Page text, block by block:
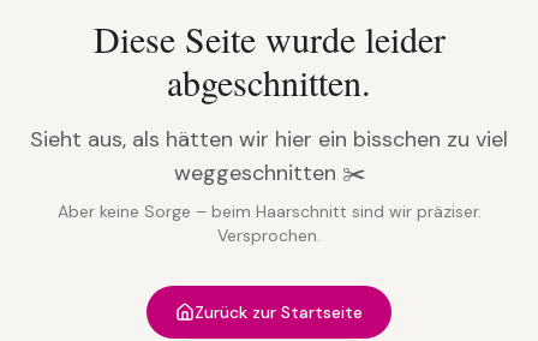
Diese Seite wurde leider
abgeschnitten.
Sieht aus, als hätten wir hier ein bisschen zu viel
weggeschnitten ✂️
Aber keine Sorge – beim Haarschnitt sind wir präziser.
Versprochen.
Zurück zur Startseite